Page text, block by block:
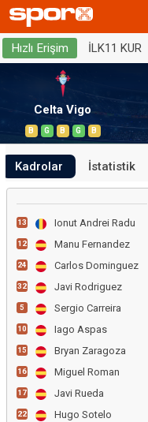
Hızlı Erişim İLK11 KUR
Celta Vigo
B G B G B
Kadrolar İstatistik
13 Ionut Andrei Radu
12 Manu Fernandez
24 Carlos Dominguez
32 Javi Rodriguez
5 Sergio Carreira
10 Iago Aspas
15 Bryan Zaragoza
16 Miguel Roman
17 Javi Rueda
22 Hugo Sotelo